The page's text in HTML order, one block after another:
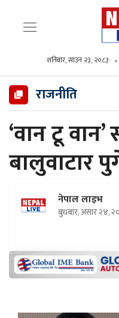
शनिबार, साउन २३, २०८३
राजनीति
‘वान टू
बालुवाटार
नेपाल लाइभ
बुधबार, असार २४,